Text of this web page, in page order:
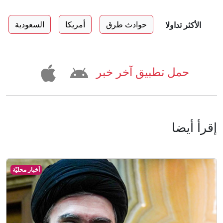
الأكثر تداولا حوادث طرق أمريكا السعودية
حمل تطبيق آخر خبر
إقرأ أيضا
أخبار محليّة